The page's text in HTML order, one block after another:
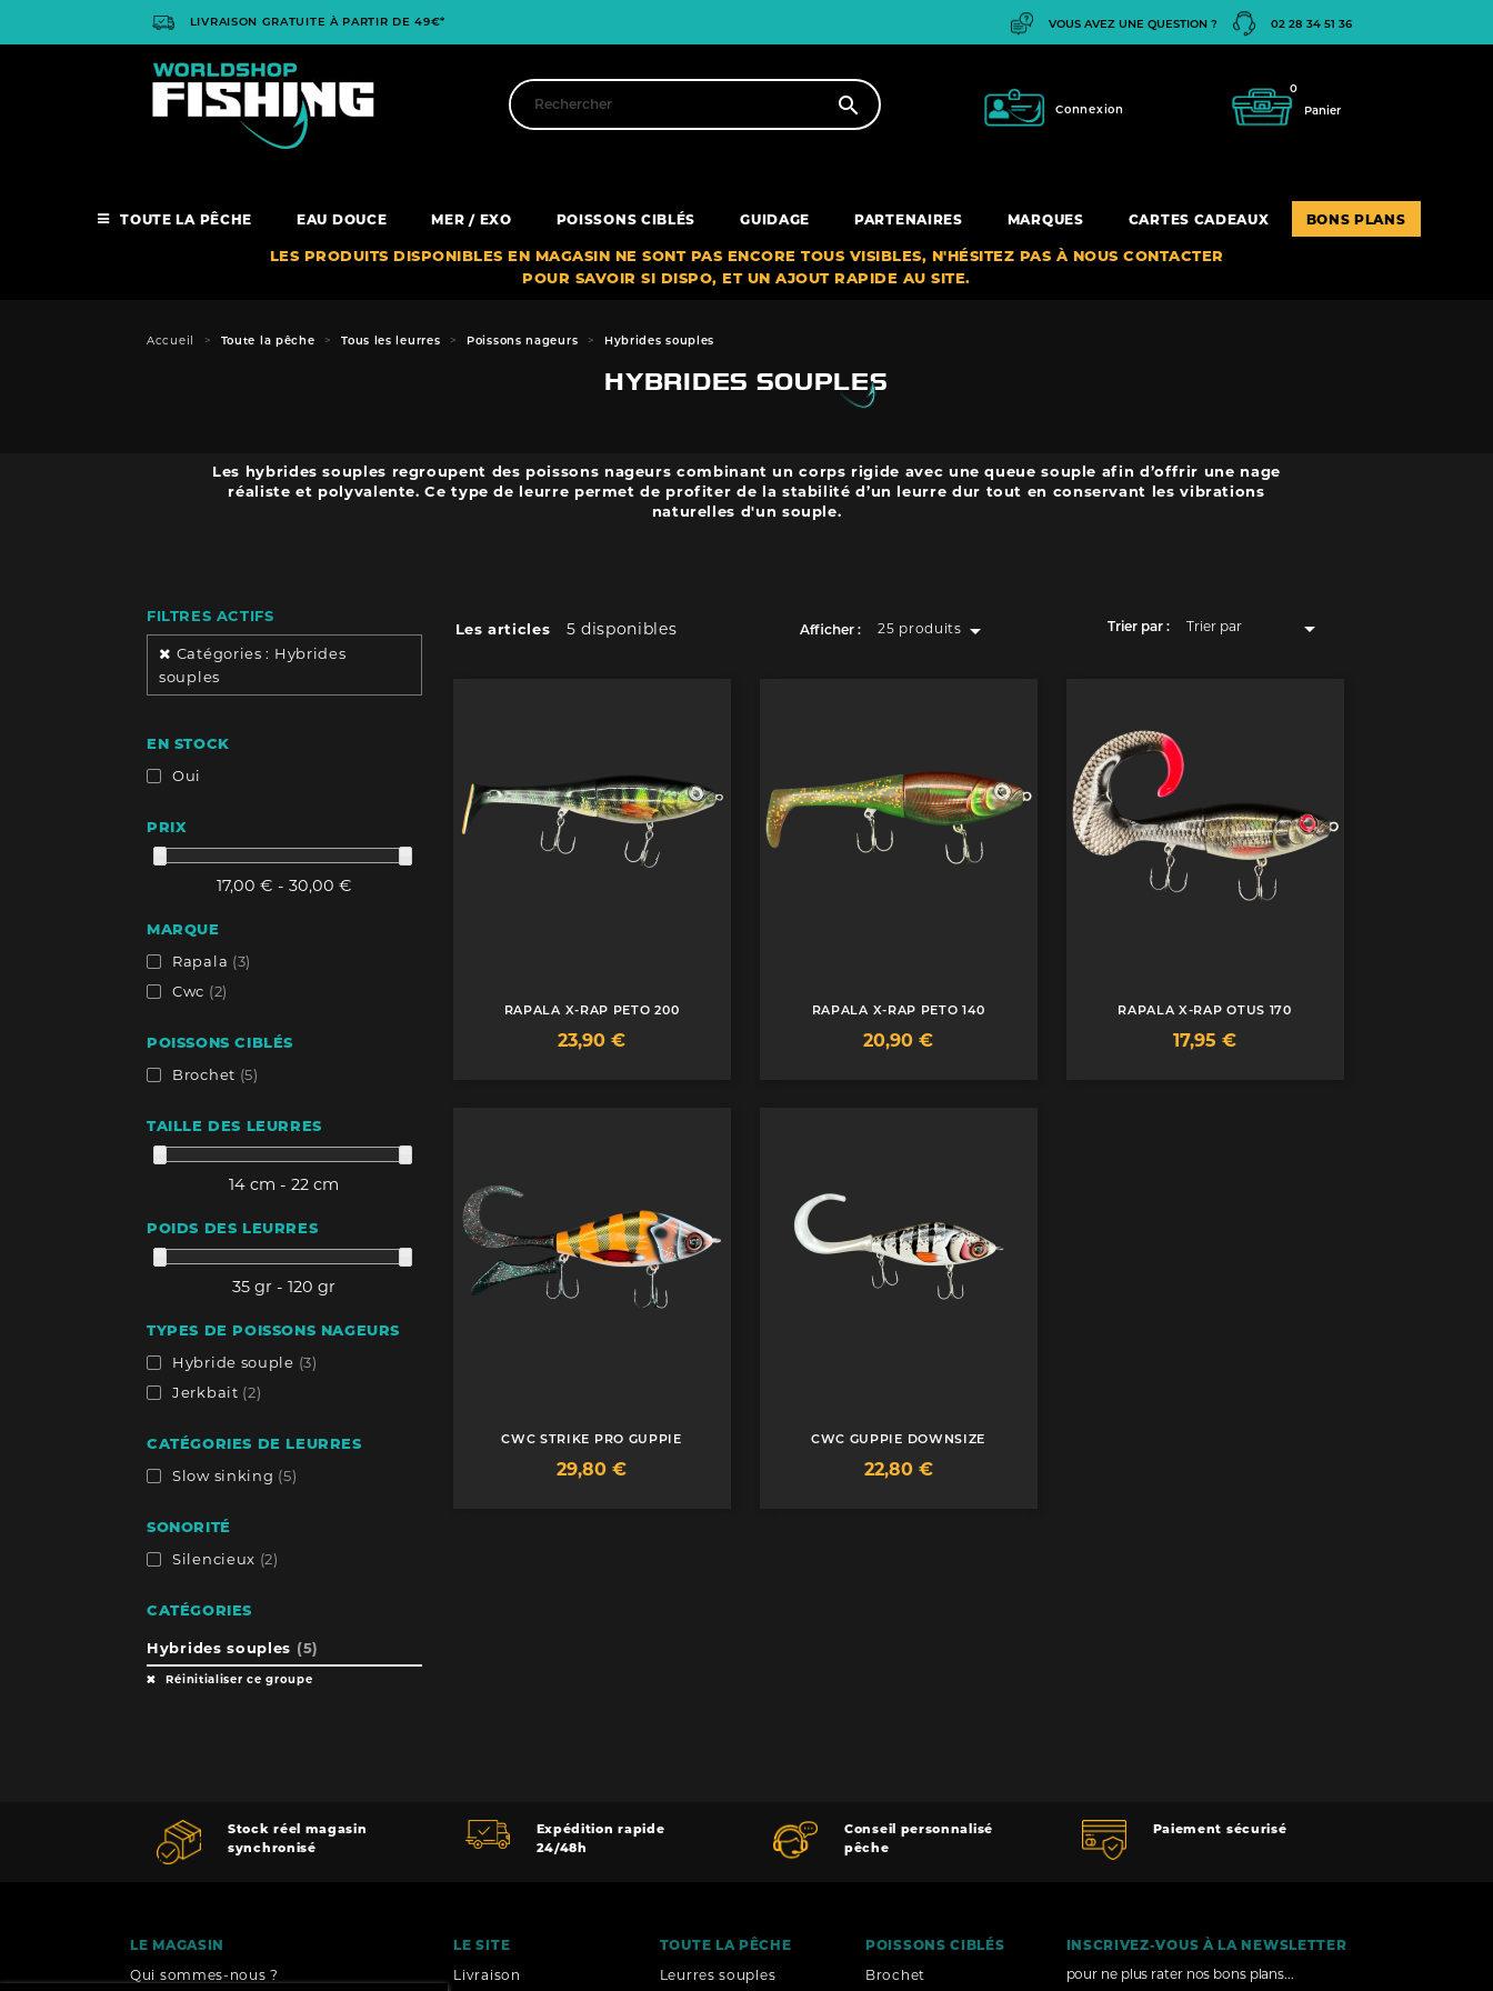
Panneau de gestion des cookies
LIVRAISON GRATUITE À PARTIR DE 49€* VOUS AVEZ UNE QUESTION ? 02 28 34 51 36
 Connexion Panier
0
TOUTE LA PÊCHE EAU DOUCE MER / EXO POISSONS CIBLÉS GUIDAGE PARTENAIRES MARQUES CARTES CADEAUX BONS PLANS
LES PRODUITS DISPONIBLES EN MAGASIN NE SONT PAS ENCORE TOUS VISIBLES, N'HÉSITEZ PAS À NOUS CONTACTER
POUR SAVOIR SI DISPO, ET UN AJOUT RAPIDE AU SITE.
Accueil Toute la pêche Tous les leurres Poissons nageurs Hybrides souples
HYBRIDES SOUPLES
Les hybrides souples regroupent des poissons nageurs combinant un corps rigide avec une queue souple afin d’offrir une nage
réaliste et polyvalente. Ce type de leurre permet de profiter de la stabilité d’un leurre dur tout en conservant les vibrations
naturelles d'un souple.
FILTRES ACTIFS
Catégories : Hybrides
souples
EN STOCK
Oui
PRIX
17,00 € - 30,00 €
MARQUE
Rapala (3)
Cwc (2)
POISSONS CIBLÉS
Brochet (5)
TAILLE DES LEURRES
14 cm - 22 cm
POIDS DES LEURRES
35 gr - 120 gr
TYPES DE POISSONS NAGEURS
Hybride souple (3)
Jerkbait (2)
CATÉGORIES DE LEURRES
Slow sinking (5)
SONORITÉ
Silencieux (2)
CATÉGORIES
Hybrides souples (5)
Réinitialiser ce groupe
Les articles 5 disponibles Afficher : 25 produits  Trier par : Trier par 
RAPALA X-RAP PETO 200
Prix
23,90 €
RAPALA X-RAP PETO 140
Prix
20,90 €
RAPALA X-RAP OTUS 170
Prix
17,95 €
CWC STRIKE PRO GUPPIE
Prix
29,80 €
CWC GUPPIE DOWNSIZE
Prix
22,80 €
Stock réel magasin
synchronisé
Expédition rapide
24/48h
Conseil personnalisé
pêche
Paiement sécurisé
LE MAGASIN
Qui sommes-nous ?
LE SITE
Livraison
TOUTE LA PÊCHE
Leurres souples
POISSONS CIBLÉS
Brochet
INSCRIVEZ-VOUS À LA NEWSLETTER
pour ne plus rater nos bons plans...